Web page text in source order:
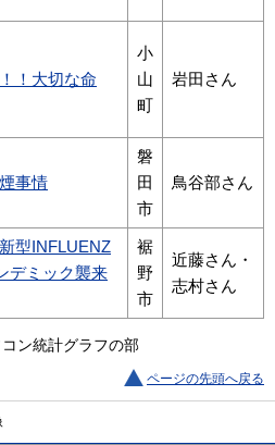
！大切な命
小
山
町
岩田さん
事情
磐
田
市
鳥谷部さん
型INFLUENZ
デミック襲来
裾
野
市
近藤さん・
志村さん
ン統計グラフの部
ページの先頭へ戻る